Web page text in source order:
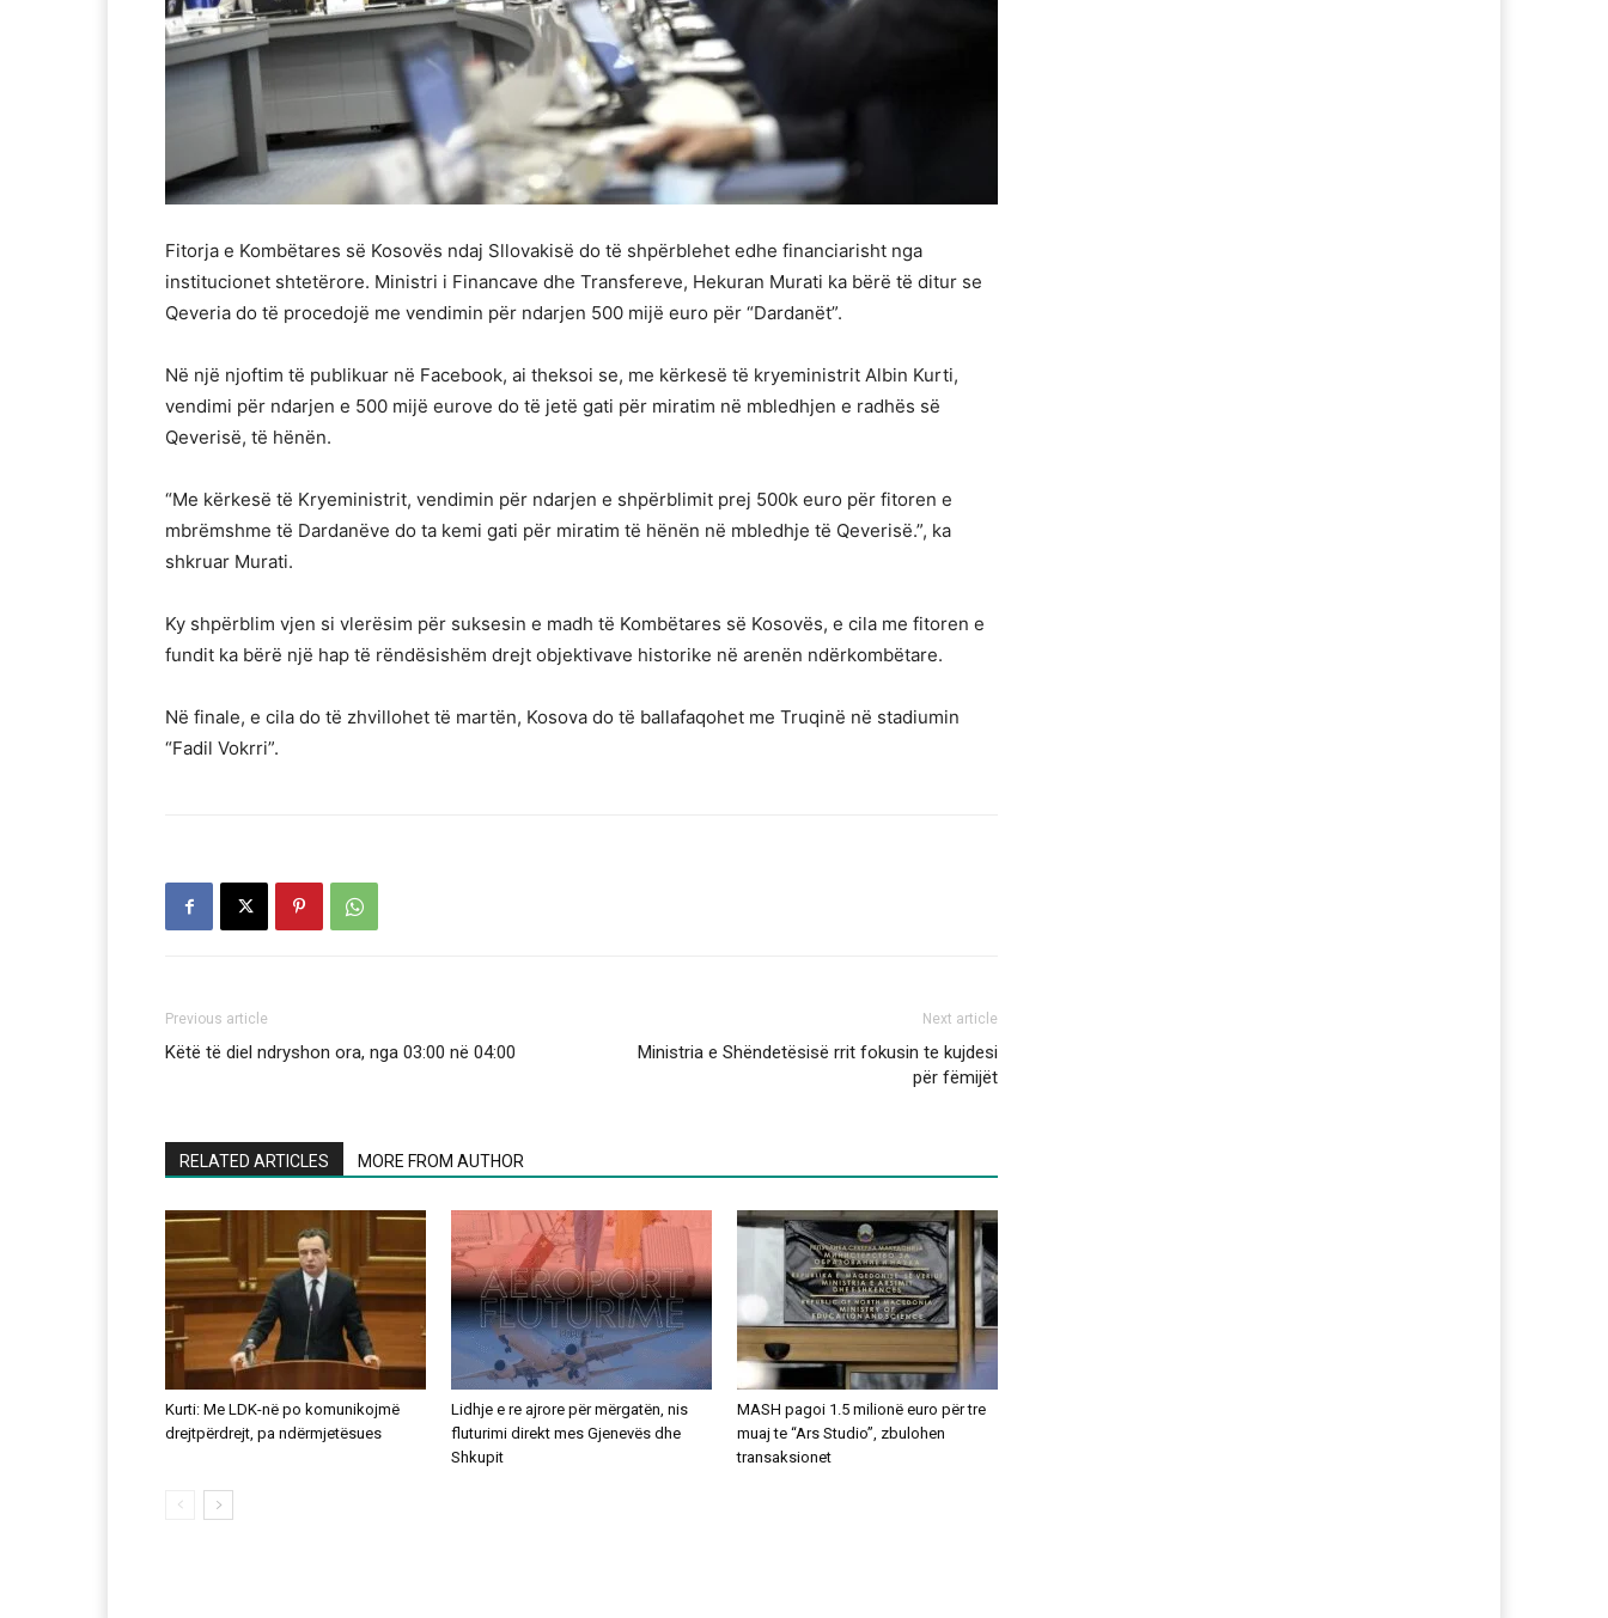
Fitorja e Kombëtares së Kosovës ndaj Sllovakisë do të shpërblehet edhe financiarisht nga
institucionet shtetërore. Ministri i Financave dhe Transfereve, Hekuran Murati ka bërë të ditur se
Qeveria do të procedojë me vendimin për ndarjen 500 mijë euro për “Dardanët”.
Në një njoftim të publikuar në Facebook, ai theksoi se, me kërkesë të kryeministrit Albin Kurti,
vendimi për ndarjen e 500 mijë eurove do të jetë gati për miratim në mbledhjen e radhës së
Qeverisë, të hënën.
“Me kërkesë të Kryeministrit, vendimin për ndarjen e shpërblimit prej 500k euro për fitoren e
mbrëmshme të Dardanëve do ta kemi gati për miratim të hënën në mbledhje të Qeverisë.”, ka
shkruar Murati.
Ky shpërblim vjen si vlerësim për suksesin e madh të Kombëtares së Kosovës, e cila me fitoren e
fundit ka bërë një hap të rëndësishëm drejt objektivave historike në arenën ndërkombëtare.
Në finale, e cila do të zhvillohet të martën, Kosova do të ballafaqohet me Truqinë në stadiumin
“Fadil Vokrri”.
Previous article
Këtë të diel ndryshon ora, nga 03:00 në 04:00
Next article
Ministria e Shëndetësisë rrit fokusin te kujdesi
për fëmijët
RELATED ARTICLES MORE FROM AUTHOR
Kurti: Me LDK-në po komunikojmë
drejtpërdrejt, pa ndërmjetësues
Lidhje e re ajrore për mërgatën, nis
fluturimi direkt mes Gjenevës dhe
Shkupit
MASH pagoi 1.5 milionë euro për tre
muaj te “Ars Studio”, zbulohen
transaksionet